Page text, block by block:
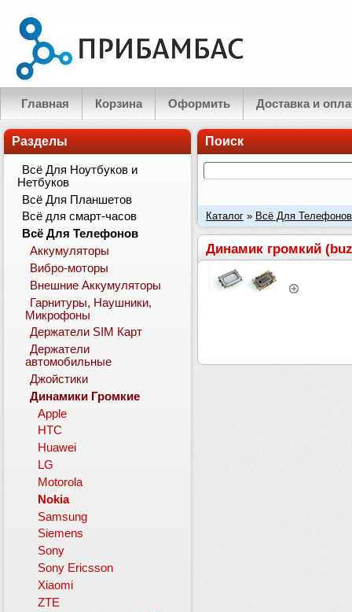
Главная Корзина Оформить Доставка и
Поиск
Каталог» Всё Для Телефонов
Динамик громкий
Разделы
Всё Для Ноутбуков и
Нетбуков
Всё Для Планшетов
Всё для смарт-часов
Всё Для Телефонов
Аккумуляторы
Вибро-моторы
Внешние Аккумуляторы
Гарнитуры, Наушники,
Микрофоны
Держатели SIM Карт
Держатели
автомобильные
Джойстики
Динамики Громкие
Apple
HTC
Huawei
LG
Motorola
Nokia
Samsung
Siemens
Sony
Sony Ericsson
Xiaomi
ZTE